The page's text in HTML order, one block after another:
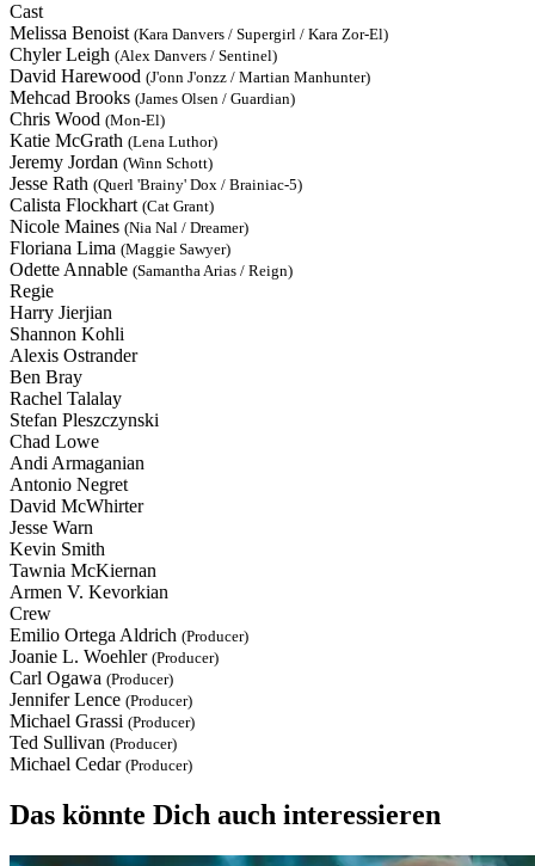
Cast
Melissa Benoist (Kara Danvers / Supergirl / Kara Zor-El)
Chyler Leigh (Alex Danvers / Sentinel)
David Harewood (J'onn J'onzz / Martian Manhunter)
Mehcad Brooks (James Olsen / Guardian)
Chris Wood (Mon-El)
Katie McGrath (Lena Luthor)
Jeremy Jordan (Winn Schott)
Jesse Rath (Querl 'Brainy' Dox / Brainiac-5)
Calista Flockhart (Cat Grant)
Nicole Maines (Nia Nal / Dreamer)
Floriana Lima (Maggie Sawyer)
Odette Annable (Samantha Arias / Reign)
Regie
Harry Jierjian
Shannon Kohli
Alexis Ostrander
Ben Bray
Rachel Talalay
Stefan Pleszczynski
Chad Lowe
Andi Armaganian
Antonio Negret
David McWhirter
Jesse Warn
Kevin Smith
Tawnia McKiernan
Armen V. Kevorkian
Crew
Emilio Ortega Aldrich (Producer)
Joanie L. Woehler (Producer)
Carl Ogawa (Producer)
Jennifer Lence (Producer)
Michael Grassi (Producer)
Ted Sullivan (Producer)
Michael Cedar (Producer)
Das könnte Dich auch interessieren